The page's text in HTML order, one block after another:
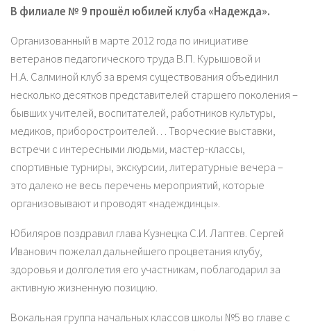
В филиале № 9 прошёл юбилей клуба «Надежда».
Организованный в марте 2012 года по инициативе
ветеранов педагогического труда В.П. Курышовой и
Н.А. Салминой клуб за время существования объединил
несколько десятков представителей старшего поколения –
бывших учителей, воспитателей, работников культуры,
медиков, приборостроителей… Творческие выставки,
встречи с интересными людьми, мастер-классы,
спортивные турниры, экскурсии, литературные вечера –
это далеко не весь перечень мероприятий, которые
организовывают и проводят «надеждинцы».
Юбиляров поздравил глава Кузнецка С.И. Лаптев. Сергей
Иванович пожелал дальнейшего процветания клубу,
здоровья и долголетия его участникам, поблагодарил за
активную жизненную позицию.
Вокальная группа начальных классов школы №5 во главе с